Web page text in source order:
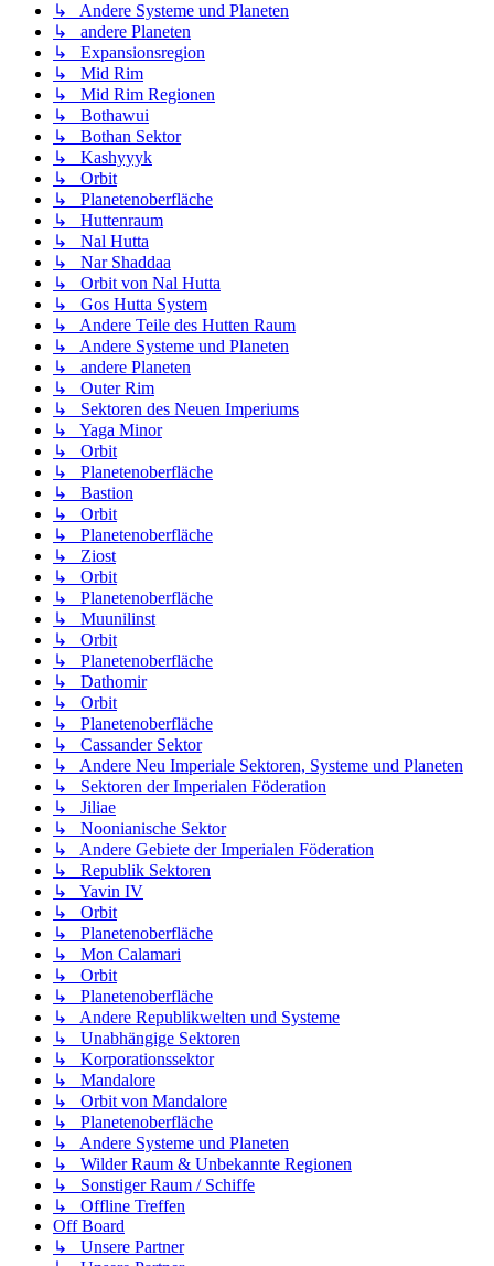
↳ Andere Systeme und Planeten
↳ andere Planeten
↳ Expansionsregion
↳ Mid Rim
↳ Mid Rim Regionen
↳ Bothawui
↳ Bothan Sektor
↳ Kashyyyk
↳ Orbit
↳ Planetenoberfläche
↳ Huttenraum
↳ Nal Hutta
↳ Nar Shaddaa
↳ Orbit von Nal Hutta
↳ Gos Hutta System
↳ Andere Teile des Hutten Raum
↳ Andere Systeme und Planeten
↳ andere Planeten
↳ Outer Rim
↳ Sektoren des Neuen Imperiums
↳ Yaga Minor
↳ Orbit
↳ Planetenoberfläche
↳ Bastion
↳ Orbit
↳ Planetenoberfläche
↳ Ziost
↳ Orbit
↳ Planetenoberfläche
↳ Muunilinst
↳ Orbit
↳ Planetenoberfläche
↳ Dathomir
↳ Orbit
↳ Planetenoberfläche
↳ Cassander Sektor
↳ Andere Neu Imperiale Sektoren, Systeme und Planeten
↳ Sektoren der Imperialen Föderation
↳ Jiliae
↳ Noonianische Sektor
↳ Andere Gebiete der Imperialen Föderation
↳ Republik Sektoren
↳ Yavin IV
↳ Orbit
↳ Planetenoberfläche
↳ Mon Calamari
↳ Orbit
↳ Planetenoberfläche
↳ Andere Republikwelten und Systeme
↳ Unabhängige Sektoren
↳ Korporationssektor
↳ Mandalore
↳ Orbit von Mandalore
↳ Planetenoberfläche
↳ Andere Systeme und Planeten
↳ Wilder Raum & Unbekannte Regionen
↳ Sonstiger Raum / Schiffe
↳ Offline Treffen
Off Board
↳ Unsere Partner